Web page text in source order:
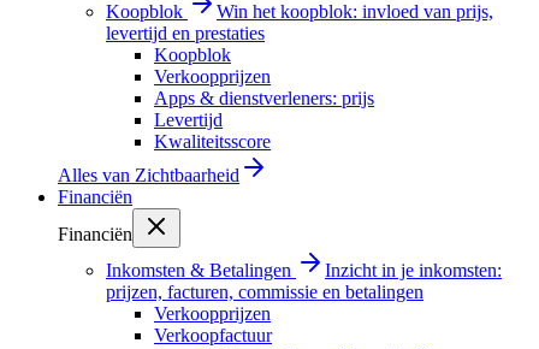
Koopblok
Win het koopblok: invloed van prijs,
levertijd en prestaties
Koopblok
Verkoopprijzen
Apps & dienstverleners: prijs
Levertijd
Kwaliteitsscore
Alles van Zichtbaarheid
Financiën
Financiën
Inkomsten & Betalingen
Inzicht in je inkomsten:
prijzen, facturen, commissie en betalingen
Verkoopprijzen
Verkoopfactuur